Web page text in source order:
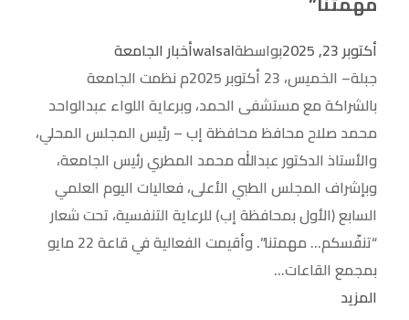
أكتوبر 23, 2025 بواسطةwalsalأخبار الجامعة
جبلة– الخميس، 23 أكتوبر 2025م نظمت الجامعة
بالشراكة مع مستشفى الحمد، وبرعاية اللواء عبدالواحد
محمد صلاح محافظ محافظة إب – رئيس المجلس المحلي،
والأستاذ الدكتور عبدالله محمد المطري رئيس الجامعة،
وبإشراف المجلس الطبي الأعلى، فعاليات اليوم العلمي
السابع (الأول بمحافظة إب) للرعاية التنفسية، تحت شعار
“تنفّسكم… مهمتنا”. وأقيمت الفعالية في قاعة 22 مايو
بمجمع القاعات...
المزيد